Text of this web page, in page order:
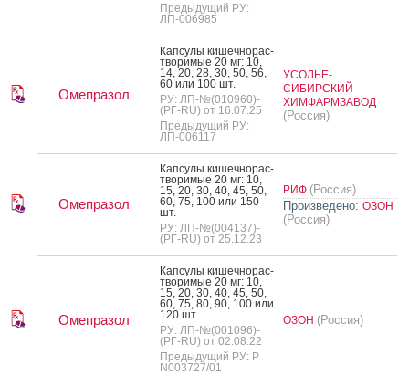
Предыдущий РУ:
ЛП-006985
Омепразол
Кап­су­лы ки­шеч­но­рас­
тво­римые 20 мг: 10,
14, 20, 28, 30, 50, 56,
60 или 100 шт.
РУ: ЛП-№(010960)-
(РГ-RU) от 16.07.25
Предыдущий РУ:
ЛП-006117
УСОЛЬЕ-
СИБИРСКИЙ
ХИМФАРМЗАВОД
(Россия)
Омепразол
Кап­су­лы ки­шеч­но­рас­
тво­римые 20 мг: 10,
15, 20, 30, 40, 45, 50,
60, 75, 100 или 150
шт.
РУ: ЛП-№(004137)-
(РГ-RU) от 25.12.23
РИФ (Россия)
Произведено: ОЗОН
(Россия)
Омепразол
Кап­су­лы ки­шеч­но­рас­
тво­римые 20 мг: 10,
15, 20, 30, 40, 45, 50,
60, 75, 80, 90, 100 или
120 шт.
РУ: ЛП-№(001096)-
(РГ-RU) от 02.08.22
Предыдущий РУ: Р
N003727/01
ОЗОН (Россия)